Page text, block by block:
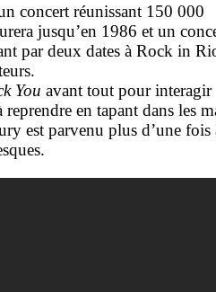
concert réunissant 150 000
jusqu’en 1986 et un
par deux dates à Rock in
You avant tout pour interagir
en tapant dans les
est parvenu plus d’une fois